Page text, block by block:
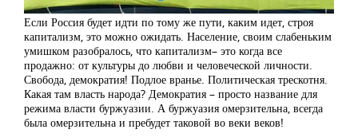
Если Россия будет идти по тому же пути, каким идет, строя
капитализм, это можно ожидать. Население, своим слабеньким
умишком разобралось, что капитализм– это когда все
продажно: от культуры до любви и человеческой личности.
Свобода, демократия! Подлое вранье. Политическая трескотня.
Какая там власть народа? Демократия – просто название для
режима власти буржуазии. А буржуазия омерзительна, всегда
была омерзительна и пребудет таковой во веки веков!